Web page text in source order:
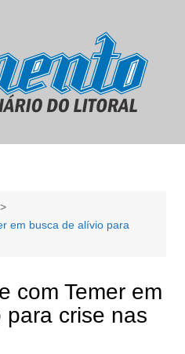
em busca de alívio para
com Temer em
crise nas